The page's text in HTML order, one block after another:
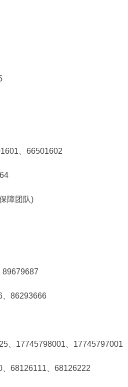
、66501602
障团队)
86293666
17745798001、17745797001
68126111、68126222